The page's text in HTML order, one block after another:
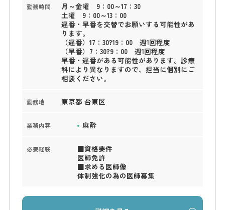
勤務時間
月～金曜 9：00～17：30
土曜 9：00～13：00
遅番・早番を交替でお願いする可能性があ
ります。
（遅番）17：30?19：00 週1回程度
（早番）7：30?9：00 週1回程度
早番・遅番がある可能性があります。診療
科により異なりますので、担当に個別にご
相談ください。
勤務地 東京都 台東区
業務内容 麻酔
必要経験
■資格要件
医師免許
■求める医師像
体制強化の為の医師募集